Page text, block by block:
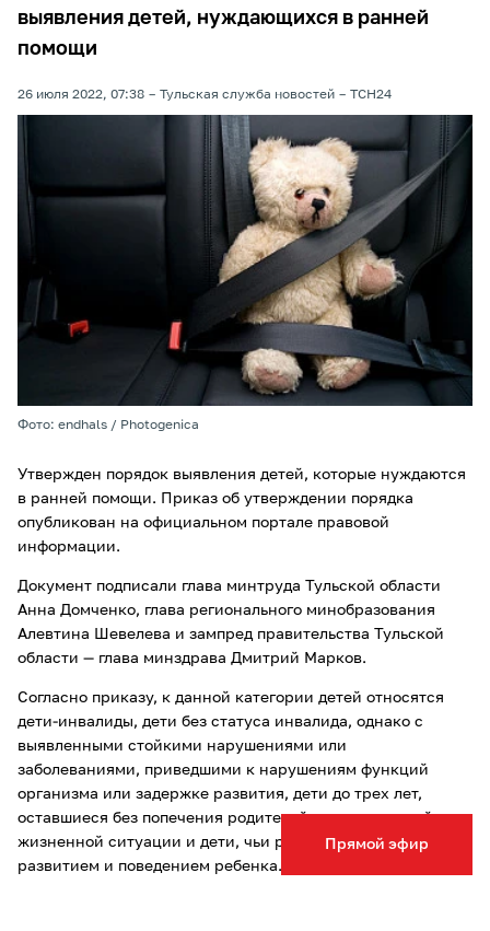
Прямой эфир
выявления детей, нуждающихся в ранней
помощи
26 июля 2022, 07:38 Тульская служба новостей ТСН24
Фото: endhals / Photogenica
Утвержден порядок выявления детей, которые нуждаются
в ранней помощи. Приказ об утверждении порядка
опубликован на официальном портале правовой
информации.
Документ подписали глава минтруда Тульской области
Анна Домченко, глава регионального минобразования
Алевтина Шевелева и зампред правительства Тульской
области — глава минздрава Дмитрий Марков.
Согласно приказу, к данной категории детей относятся
дети-инвалиды, дети без статуса инвалида, однако с
выявленными стойкими нарушениями или
заболеваниями, приведшими к нарушениям функций
организма или задержке развития, дети до трех лет,
оставшиеся без попечения родителей, дети в трудной
жизненной ситуации и дети, чьи родители обеспокоены
развитием и поведением ребенка.